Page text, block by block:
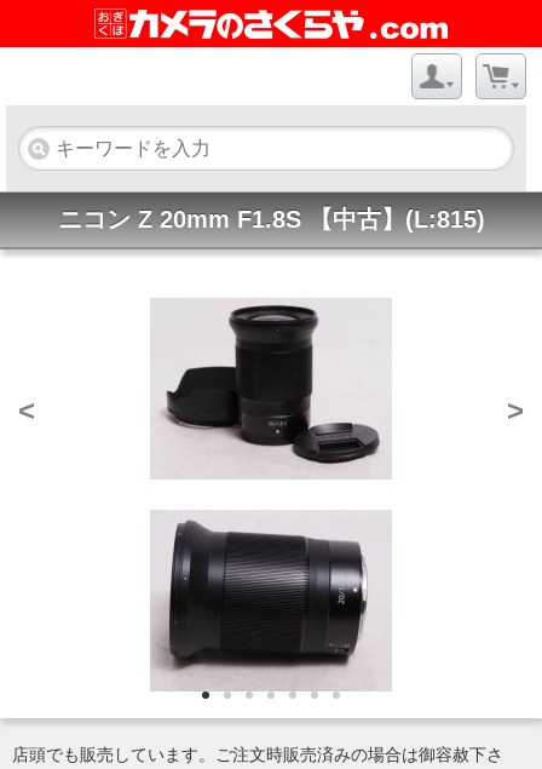
ニコン Z 20mm F1.8S 【中古】(L:815)
< >
店頭でも販売しています。ご注文時販売済みの場合は御容赦下さ